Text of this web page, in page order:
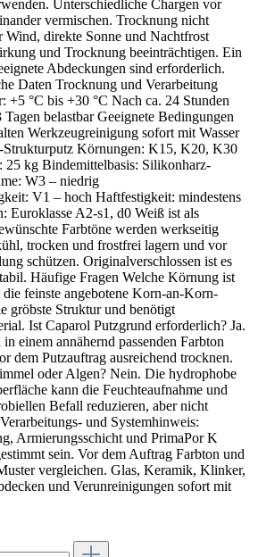
Unterschiedliche Chargen vor
vermischen. Trocknung nicht
Wind, direkte Sonne und Nachtfrost
und Trocknung beeinträchtigen. Ein
Abdeckungen sind erforderlich.
Daten Trocknung und Verarbeitung
+5 °C bis +30 °C Nach ca. 24 Stunden
belastbar Geeignete Bedingungen
Werkzeugreinigung sofort mit Wasser
Körnungen: K15, K20, K30
25 kg Bindemittelbasis: Silikonharz-
W3 – niedrig
V1 – hoch Haftfestigkeit: mindestens
Euroklasse A2-s1, d0 Weiß ist als
Farbtöne werden werkseitig
trocken und frostfrei lagern und vor
schützen. Originalverschlossen ist es
Häufige Fragen Welche Körnung ist
feinste angebotene Korn-an-Korn-
gröbste Struktur und benötigt
Ist Caparol Putzgrund erforderlich? Ja.
einem annähernd passenden Farbton
dem Putzauftrag ausreichend trocknen.
oder Algen? Nein. Die hydrophobe
kann die Feuchteaufnahme und
Befall reduzieren, aber nicht
und Systemhinweis:
Armierungsschicht und PrimaPor K
sein. Vor dem Auftrag Farbton und
vergleichen. Glas, Keramik, Klinker,
und Verunreinigungen sofort mit